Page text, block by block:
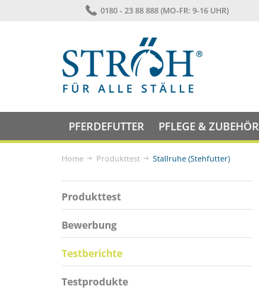
0180 - 23 88 888 (MO-FR: 9-16 UHR)
PFERDEFUTTER PFLEGE & ZUBEHÖR
Home Produkttest Stallruhe (Stehfutter)
Produkttest
Bewerbung
Testberichte
Testprodukte